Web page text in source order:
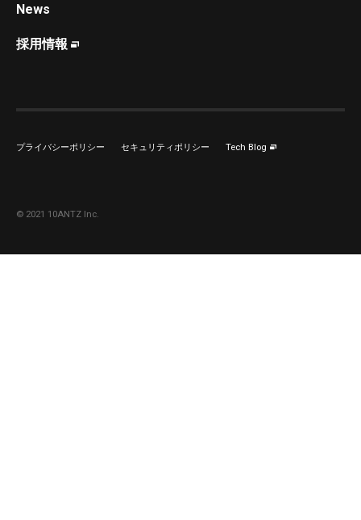
News
採用情報
プライバシーポリシー セキュリティポリシー Tech Blog
© 2021 10ANTZ Inc.